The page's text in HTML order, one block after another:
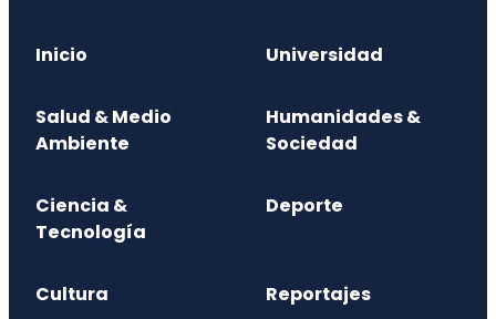
Inicio Universidad
Salud & Medio
Ambiente
Humanidades &
Sociedad
Ciencia &
Tecnología
Deporte
Cultura Reportajes